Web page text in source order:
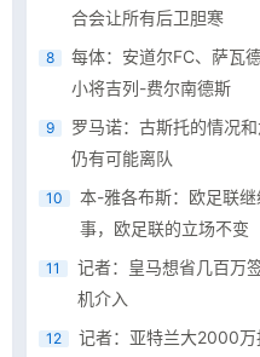
合会让所有后卫胆寒
8
每体：安道尔FC、萨瓦
小将吉列-费尔南德斯
9
罗马诺：古斯托的情况
仍有可能离队
10
本-雅各布斯：欧足联
事，欧足联的立场不变
11
记者：皇马想省几百万
机介入
12
记者：亚特兰大2000